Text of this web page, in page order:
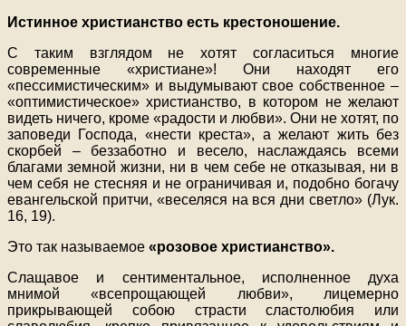
Истинное христианство есть крестоношение.
С таким взглядом не хотят согласиться многие
современные «христиане»! Они находят его
«пессимистическим» и выдумывают свое собственное –
«оптимистическое» христианство, в котором не желают
видеть ничего, кроме «радости и любви». Они не хотят, по
заповеди Господа, «нести креста», а желают жить без
скорбей – беззаботно и весело, наслаждаясь всеми
благами земной жизни, ни в чем себе не отказывая, ни в
чем себя не стесняя и не ограничивая и, подобно богачу
евангельской притчи, «веселяся на вся дни светло» (Лук.
16, 19).
Это так называемое «розовое христианство».
Слащавое и сентиментальное, исполненное духа
мнимой «всепрощающей любви», лицемерно
прикрывающей собою страсти сластолюбия или